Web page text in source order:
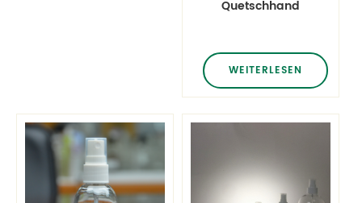
Quetschhand
Kosmetik
Verpackung
Haustierflasche
WEITERLESEN